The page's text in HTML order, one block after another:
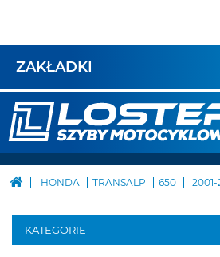
ZAKŁADKI
HONDA TRANSALP 650
KATEGORIE